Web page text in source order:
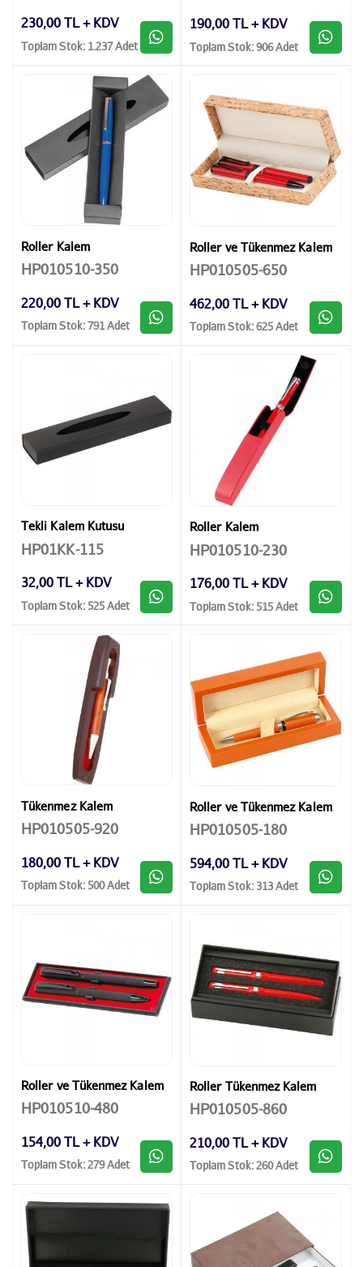
230,00 TL + KDV
Toplam Stok: 1.237 Adet
190,00 TL + KDV
Toplam Stok: 906 Adet
Roller Kalem
HP010510-350
220,00 TL + KDV
Toplam Stok: 791 Adet
Roller ve Tükenmez Kalem
HP010505-650
462,00 TL + KDV
Toplam Stok: 625 Adet
Tekli Kalem Kutusu
HP01KK-115
32,00 TL + KDV
Toplam Stok: 525 Adet
Roller Kalem
HP010510-230
176,00 TL + KDV
Toplam Stok: 515 Adet
Tükenmez Kalem
HP010505-920
180,00 TL + KDV
Toplam Stok: 500 Adet
Roller ve Tükenmez Kalem
HP010505-180
594,00 TL + KDV
Toplam Stok: 313 Adet
Roller ve Tükenmez Kalem
HP010510-480
154,00 TL + KDV
Toplam Stok: 279 Adet
Roller Tükenmez Kalem
HP010505-860
210,00 TL + KDV
Toplam Stok: 260 Adet